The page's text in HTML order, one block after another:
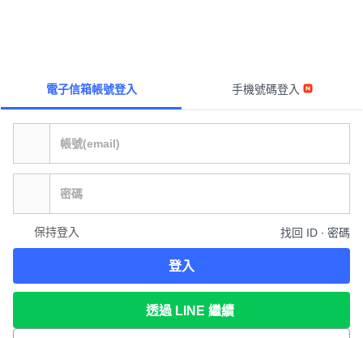
電子信箱帳號登入 手機號碼登入
保持登入 找回 ID ∙ 密碼
登入
透過 LINE 繼續